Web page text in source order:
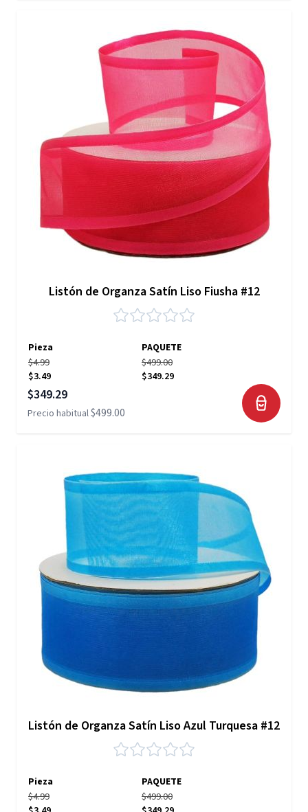
Listón de Organza Satín Liso Fiusha #12
Pieza
PAQUETE
$4.99
$3.49
$499.00
$349.29
Precio especial
$349.29
Precio habitual$499.00
Listón de Organza Satín Liso Azul Turquesa #12
Pieza
PAQUETE
$4.99
$499.00